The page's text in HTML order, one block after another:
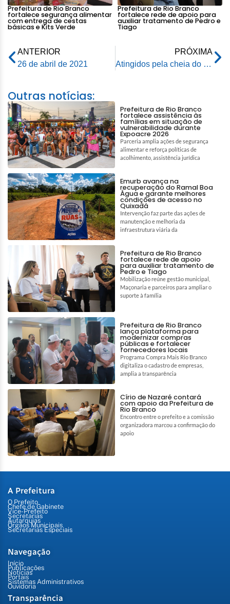
Prefeitura de Rio Branco
fortalece segurança alimentar
com entrega de cestas
básicas e Kits Verde
Prefeitura de Rio Branco
fortalece rede de apoio para
auxiliar tratamento de Pedro e
Tiago
ANTERIOR
26 de abril de 2021
PRÓXIMA
Atingidos pela cheia do Rio Acre e enxurrada dos igarapés deste ano terão isenção no pagamento do IPTU
Outras notícias:
Prefeitura de Rio Branco
fortalece assistência às
famílias em situação de
vulnerabilidade durante
Expoacre 2026
Parceria amplia ações de segurança
alimentar e reforça políticas de
acolhimento, assistência jurídica
Emurb avança na
recuperação do Ramal Boa
Água e garante melhores
condições de acesso no
Quixadá
Intervenção faz parte das ações de
manutenção e melhoria da
infraestrutura viária da
Prefeitura de Rio Branco
fortalece rede de apoio
para auxiliar tratamento de
Pedro e Tiago
Mobilização reúne gestão municipal,
Maçonaria e parceiros para ampliar o
suporte à família
Prefeitura de Rio Branco
lança plataforma para
modernizar compras
públicas e fortalecer
fornecedores locais
Programa Compra Mais Rio Branco
digitaliza o cadastro de empresas,
amplia a transparência
Círio de Nazaré contará
com apoio da Prefeitura de
Rio Branco
Encontro entre o prefeito e a comissão
organizadora marcou a confirmação do
apoio
A Prefeitura
O Prefeito
Chefe de Gabinete
Vice-Prefeito
Secretarias
Autarquias
Órgãos Municipais
Secretarias Especiais
Navegação
Início
Publicações
Notícias
Portais
Sistemas Administrativos
Ouvidoria
Transparência